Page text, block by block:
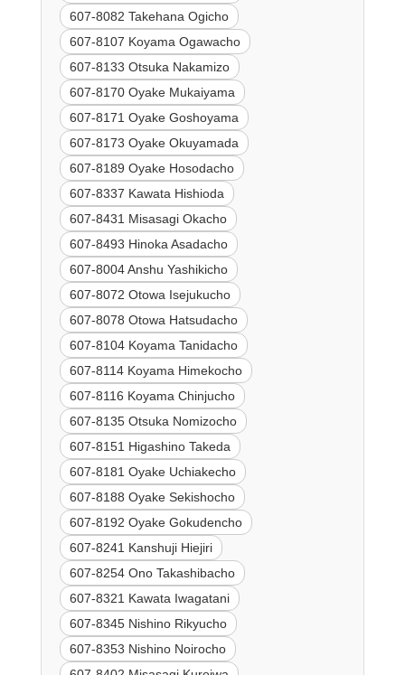
607-8082 Takehana Ogicho
607-8107 Koyama Ogawacho
607-8133 Otsuka Nakamizo
607-8170 Oyake Mukaiyama
607-8171 Oyake Goshoyama
607-8173 Oyake Okuyamada
607-8189 Oyake Hosodacho
607-8337 Kawata Hishioda
607-8431 Misasagi Okacho
607-8493 Hinoka Asadacho
607-8004 Anshu Yashikicho
607-8072 Otowa Isejukucho
607-8078 Otowa Hatsudacho
607-8104 Koyama Tanidacho
607-8114 Koyama Himekocho
607-8116 Koyama Chinjucho
607-8135 Otsuka Nomizocho
607-8151 Higashino Takeda
607-8181 Oyake Uchiakecho
607-8188 Oyake Sekishocho
607-8192 Oyake Gokudencho
607-8241 Kanshuji Hiejiri
607-8254 Ono Takashibacho
607-8321 Kawata Iwagatani
607-8345 Nishino Rikyucho
607-8353 Nishino Noirocho